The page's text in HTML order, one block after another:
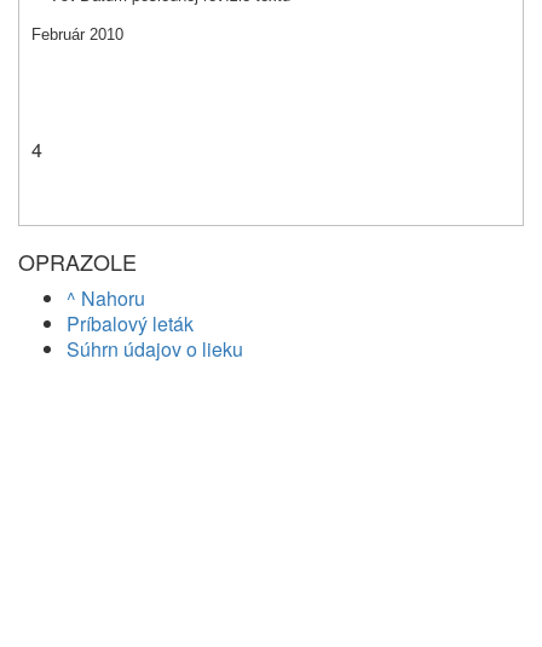
Február 2010
4
OPRAZOLE
^ Nahoru
Príbalový leták
Súhrn údajov o lieku